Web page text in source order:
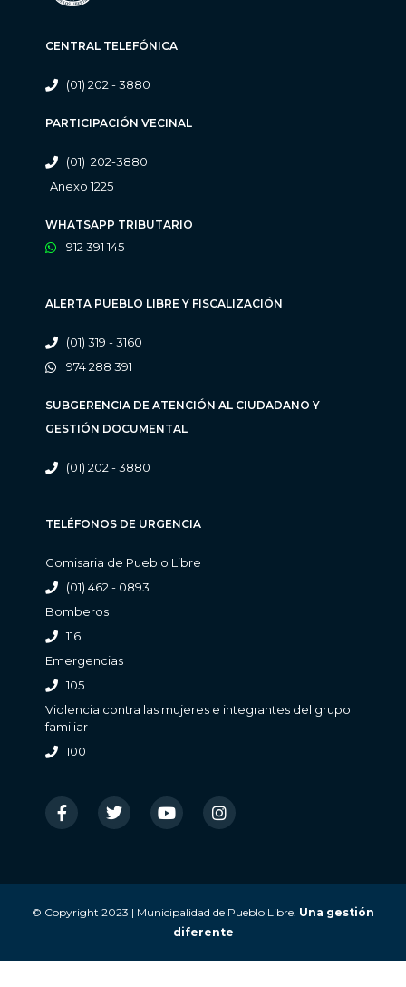
CENTRAL TELEFÓNICA
(01) 202 - 3880
PARTICIPACIÓN VECINAL
(01) 202-3880
Anexo 1225
WHATSAPP TRIBUTARIO
912 391 145
ALERTA PUEBLO LIBRE Y FISCALIZACIÓN
(01) 319 - 3160
974 288 391
SUBGERENCIA DE ATENCIÓN AL CIUDADANO Y
GESTIÓN DOCUMENTAL
(01) 202 - 3880
TELÉFONOS DE URGENCIA
Comisaria de Pueblo Libre
(01) 462 - 0893
Bomberos
116
Emergencias
105
Violencia contra las mujeres e integrantes del grupo
familiar
100
© Copyright 2023 | Municipalidad de Pueblo Libre. Una gestión
diferente